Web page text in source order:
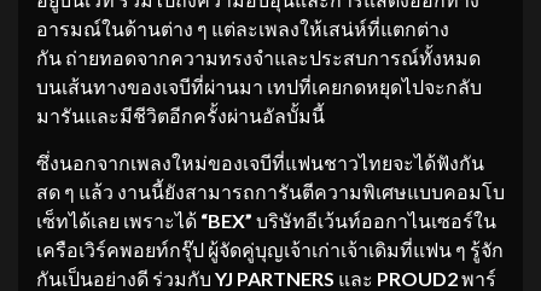
อารมณ์ในด้านต่าง ๆ แต่ละเพลงให้เสน่ห์ที่แตกต่าง
กัน ถ่ายทอดจากความทรงจำและประสบการณ์ทั้งหมด
บนเส้นทางของเจบีที่ผ่านมา เทปที่เคยกดหยุดไปจะกลับ
มารันและมีชีวิตอีกครั้งผ่านอัลบั้มนี้
ซึ่งนอกจากเพลงใหม่ของเจบีที่แฟนชาวไทยจะได้ฟังกัน
สด ๆ แล้ว งานนี้ยังสามารถการันตีความพิเศษแบบคอมโบ
เซ็ทได้เลย เพราะได้ “BEX” บริษัทอีเว้นท์ออกาไนเซอร์ใน
เครือเวิร์คพอยท์กรุ๊ป ผู้จัดคู่บุญเจ้าเก่าเจ้าเดิมที่แฟน ๆ รู้จัก
กันเป็นอย่างดี ร่วมกับ YJ PARTNERS และ PROUD2พาร์